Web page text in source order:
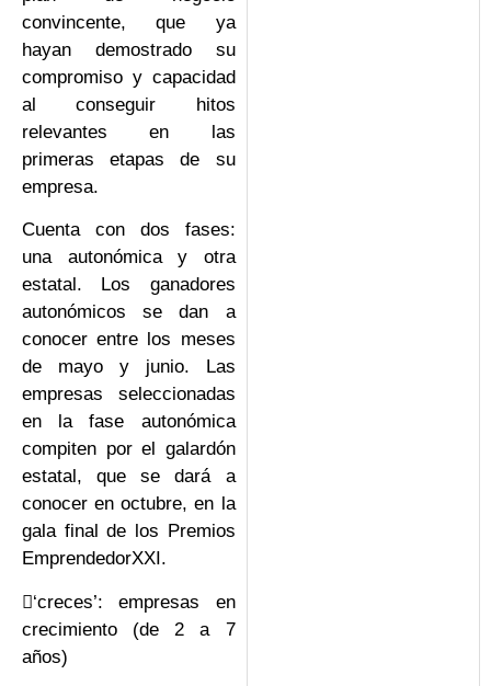
convincente, que ya
hayan demostrado su
compromiso y capacidad
al conseguir hitos
relevantes en las
primeras etapas de su
empresa.
Cuenta con dos fases:
una autonómica y otra
estatal. Los ganadores
autonómicos se dan a
conocer entre los meses
de mayo y junio. Las
empresas seleccionadas
en la fase autonómica
compiten por el galardón
estatal, que se dará a
conocer en octubre, en la
gala final de los Premios
EmprendedorXXI.
‘creces’: empresas en
crecimiento (de 2 a 7
años)